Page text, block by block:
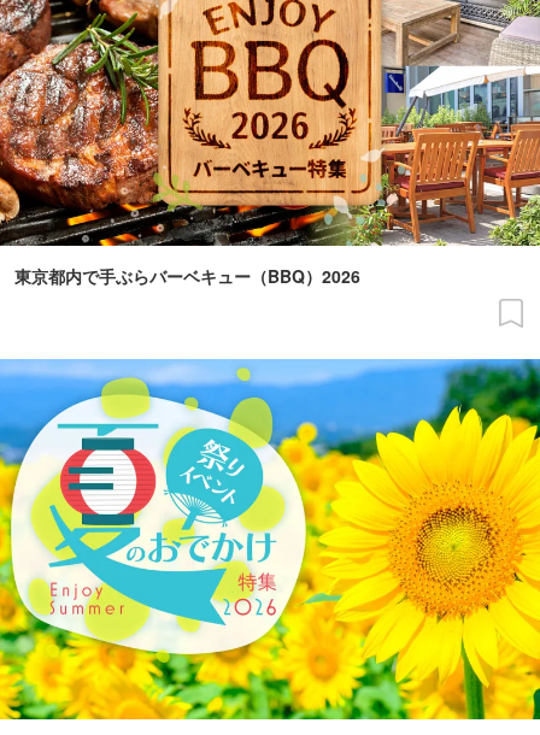
東京都内で手ぶらバーベキュー（BBQ）2026